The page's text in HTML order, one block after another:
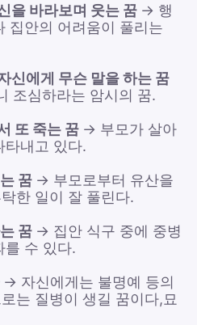
을 바라보며 웃는 꿈 → 행
집안의 어려움이 풀리는
신에게 무슨 말을 하는 꿈
조심하라는 암시의 꿈.
또 죽는 꿈 → 부모가 살아
타내고 있다.
꿈 → 부모로부터 유산을
한 일이 잘 풀린다.
꿈 → 집안 식구 중에 중병
를 수 있다.
→ 자신에게는 불명예 등의
는 질병이 생길 꿈이다,묘